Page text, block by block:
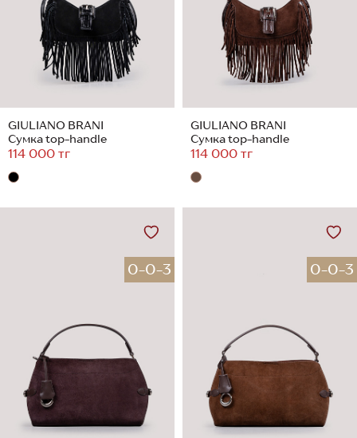
GIULIANO BRANI
Сумка top-handle
114 000 тг
GIULIANO BRANI
Сумка top-handle
114 000 тг
0-0-3 0-0-3